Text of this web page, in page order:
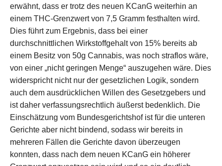
erwähnt, dass er trotz des neuen KCanG weiterhin an
einem THC-Grenzwert von 7,5 Gramm festhalten wird.
Dies führt zum Ergebnis, dass bei einer
durchschnittlichen Wirkstoffgehalt von 15% bereits ab
einem Besitz von 50g Cannabis, was noch straflos wäre,
von einer „nicht geringen Menge“ auszugehen wäre. Dies
widerspricht nicht nur der gesetzlichen Logik, sondern
auch dem ausdrücklichen Willen des Gesetzgebers und
ist daher verfassungsrechtlich äußerst bedenklich. Die
Einschätzung vom Bundesgerichtshof ist für die unteren
Gerichte aber nicht bindend, sodass wir bereits in
mehreren Fällen die Gerichte davon überzeugen
konnten, dass nach dem neuen KCanG ein höherer